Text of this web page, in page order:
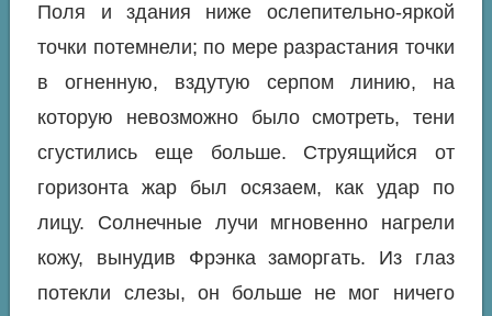
Поля и здания ниже ослепительно-яркой
точки потемнели; по мере разрастания точки
в огненную, вздутую серпом линию, на
которую невозможно было смотреть, тени
сгустились еще больше. Струящийся от
горизонта жар был осязаем, как удар по
лицу. Солнечные лучи мгновенно нагрели
кожу, вынудив Фрэнка заморгать. Из глаз
потекли слезы, он больше не мог ничего